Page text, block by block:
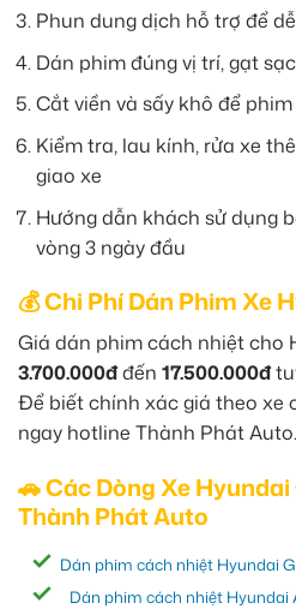
Phun dung dịch hỗ trợ để
Dán phim đúng vị trí, gạt
Cắt viền và sấy khô để
Kiểm tra, lau kính, rửa xe
giao xe
Hướng dẫn khách sử dụng
vòng 3 ngày đầu
💰 Chi Phí Dán Phim Xe
Giá dán phim cách nhiệt cho
3.700.000đđến 17.500.000đ
Để biết chính xác giá theo xe
ngay hotline Thành Phát Auto.
🚗 Các Dòng Xe
Thành Phát Auto
Dán phim cách nhiệt Hyundai
Dán phim cách nhiệt Hyundai